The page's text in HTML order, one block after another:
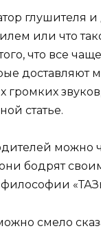
или что
того, что все
громких
статье.
можно
бодрят
смело